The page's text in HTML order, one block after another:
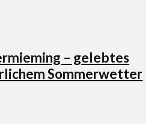
– gelebtes
Sommerwetter